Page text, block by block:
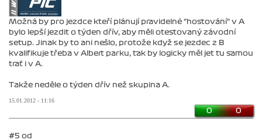
Možná by pro jezdce kteří plánují pravidelné "hostování" v A
bylo lepší jezdit o týden dřív, aby měli otestovaný závodní
setup. Jinak by to ani nešlo, protože když se jezdec z B
kvalifikuje třeba v Albert parku, tak by logicky měl jet tu samou
trať i v A.
Takže neděle o týden dřív než skupina A.
15.01.2012 - 11:16
0 0
#5 od